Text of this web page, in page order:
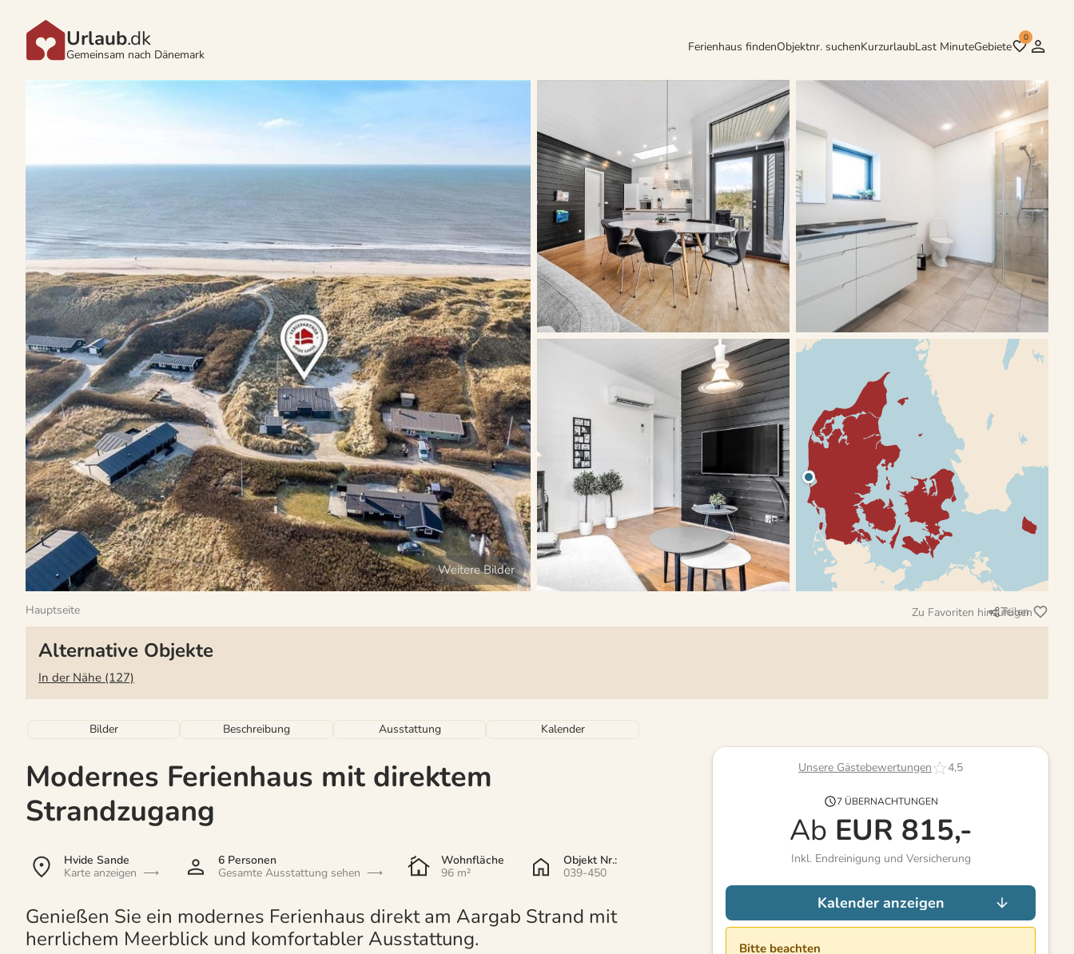
Urlaub.dk
Gemeinsam nach Dänemark
Ferienhaus findenObjektnr. suchenKurzurlaubLast MinuteGebiete
0
Hauptseite Zu Favoriten hinzufügen
Teilen
Alternative Objekte
In der Nähe (127)
Bilder Beschreibung Ausstattung Kalender
Modernes Ferienhaus mit direktem
Strandzugang
Hvide Sande
Karte anzeigen
6 Personen
Gesamte Ausstattung sehen
Wohnfläche
96 m²
Objekt Nr.:
039-450
Genießen Sie ein modernes Ferienhaus direkt am Aargab Strand mit
herrlichem Meerblick und komfortabler Ausstattung.
Unsere Gästebewertungen 4,5
7 ÜBERNACHTUNGEN
Ab EUR 815,-
Inkl. Endreinigung und Versicherung
Kalender anzeigen
Bitte beachten